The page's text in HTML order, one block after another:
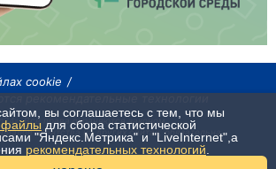
cookie
Все права охраняются законом.
агентства на других сайтах, обязательна
вы соглашаетесь с тем, что мы
файлы для сбора статистической
"Яндекс.Метрика" и "LiveInternet",а
рекомендательных технологий